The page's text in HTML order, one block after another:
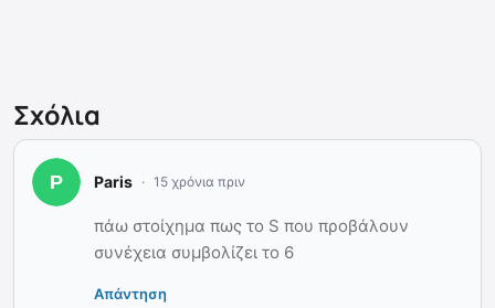
Σχόλια
Paris 15 χρόνια πριν
πάω στοίχημα πως το S που προβάλουν
συνέχεια συμβολίζει το 6
Απάντηση